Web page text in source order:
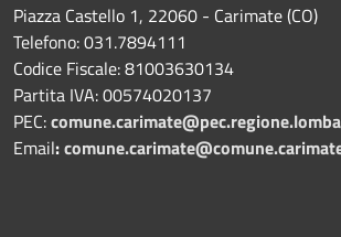
Piazza Castello 1, 22060 - Carimate (CO)
Telefono: 031.7894111
Codice Fiscale: 81003630134
Partita IVA: 00574020137
PEC:
Email: